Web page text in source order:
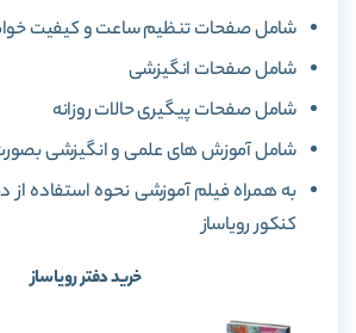
شامل صفحات تنظیم ساعت و کیفیت
شامل صفحات انگیزشی
شامل صفحات پیگیری حالات روزانه
شامل آموزش های علمی و انگیزشی
به همراه فیلم آموزشی نحوه استفاده از
کنکور رویاساز
خرید دفتر رویاساز